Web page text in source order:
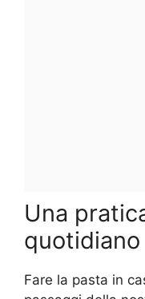
Una
quotidiano
Fare la pasta in